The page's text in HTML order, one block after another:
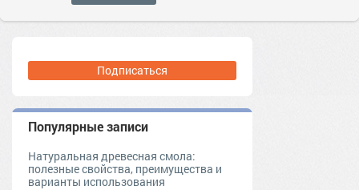
Подписаться
Популярные записи
Натуральная древесная смола:
полезные свойства, преимущества и
варианты использования